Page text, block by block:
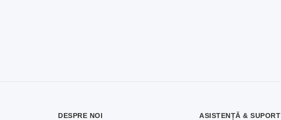
DESPRE NOI ASISTENȚĂ & SUPORT